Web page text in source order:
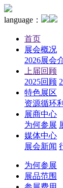
language：
首页
展会概况
2026展会
上届回顾
2025回顾
特色展区
资源循环
展商中心
为何参展
媒体中心
展会新闻
为何参展
展品范围